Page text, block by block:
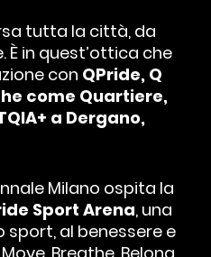
tutta la città, da
È in quest’ottica che
con QPride, Q
come Quartiere,
a Dergano,
Milano ospita la
Sport Arena, una
al benessere e